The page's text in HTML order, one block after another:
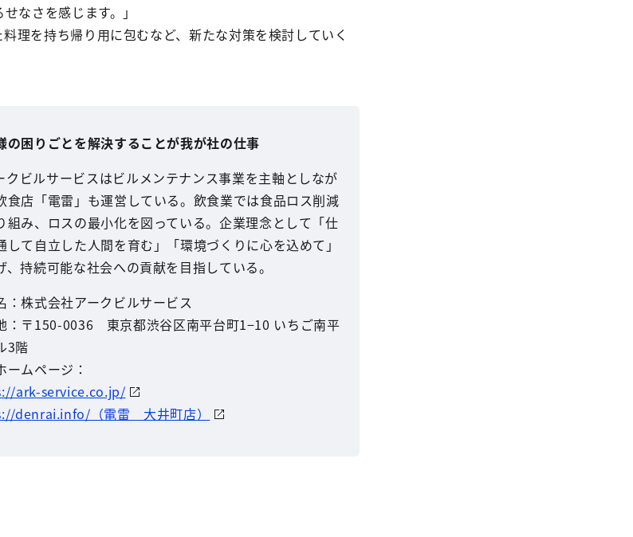
なさを感じます。」
理を持ち帰り用に包むなど、新たな対策を検討していく
の困りごとを解決することが我が社の仕事
クビルサービスはビルメンテナンス事業を主軸としなが
食店「電雷」も運営している。飲食業では食品ロス削減
組み、ロスの最小化を図っている。企業理念として「仕
して自立した人間を育む」「環境づくりに心を込めて」
、持続可能な社会への貢献を目指している。
：株式会社アークビルサービス
：〒150-0036 東京都渋谷区南平台町1−10 いちご南平
3階
ームページ：
ark-service.co.jp/
denrai.info/（電雷 大井町店）